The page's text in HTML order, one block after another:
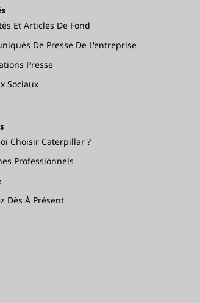
Et Articles De Fond
De Presse De L'entreprise
Presse
Sociaux
Choisir Caterpillar ?
Professionnels
Dès À Présent